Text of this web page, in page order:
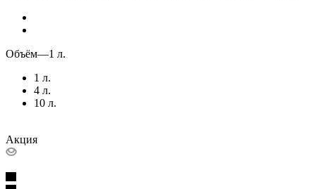
Объём—1 л.
1 л.
4 л.
10 л.
Акция